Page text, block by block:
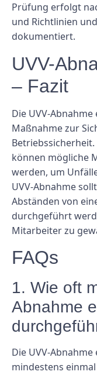
Prüfung erfolgt
und Richtlinien
dokumentiert.
UVV-
– Fazit
Die UVV-
Maßnahme zur
können mögliche
werden, um
UVV-Abnahme
Abständen von
durchgeführt
Mitarbeiter zu
FAQs
1. Wie oft
Abnahme
Die UVV-
mindestens